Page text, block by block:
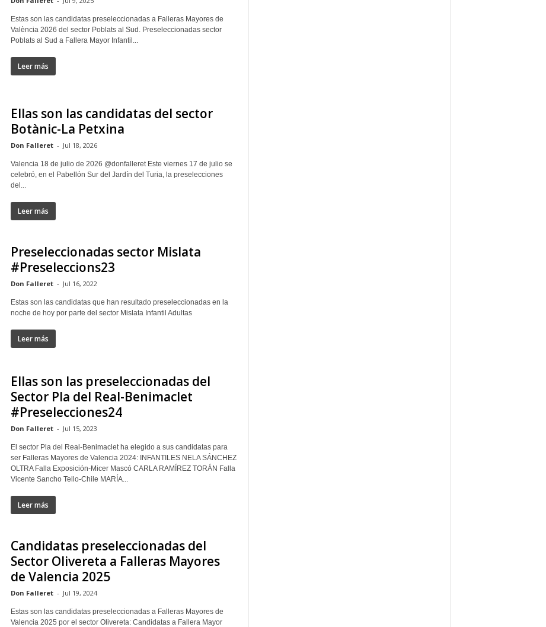
Estas son las candidatas preseleccionadas a Falleras Mayores de
València 2026 del sector Poblats al Sud. Preseleccionadas sector
Poblats al Sud a Fallera Mayor Infantil...
Leer más
Ellas son las candidatas del sector
Botànic-La Petxina
Don Falleret - Jul 18, 2026
Valencia 18 de julio de 2026 @donfalleret Este viernes 17 de julio se
celebró, en el Pabellón Sur del Jardín del Turia, la preselecciones
del...
Leer más
Preseleccionadas sector Mislata
#Preseleccions23
Don Falleret - Jul 16, 2022
Estas son las candidatas que han resultado preseleccionadas en la
noche de hoy por parte del sector Mislata Infantil Adultas
Leer más
Ellas son las preseleccionadas del
Sector Pla del Real-Benimaclet
#Preselecciones24
Don Falleret - Jul 15, 2023
El sector Pla del Real-Benimaclet ha elegido a sus candidatas para
ser Falleras Mayores de Valencia 2024: INFANTILES NELA SÁNCHEZ
OLTRA Falla Exposición-Micer Mascó CARLA RAMÍREZ TORÁN Falla
Vicente Sancho Tello-Chile MARÍA...
Leer más
Candidatas preseleccionadas del
Sector Olivereta a Falleras Mayores
de Valencia 2025
Don Falleret - Jul 19, 2024
Estas son las candidatas preseleccionadas a Falleras Mayores de
Valencia 2025 por el sector Olivereta: Candidatas a Fallera Mayor